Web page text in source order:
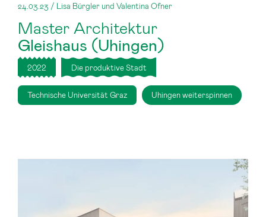
24.03.23 / Lisa Bürgler und Valentina Ofner
Master Architektur
Gleishaus (Uhingen)
2022 Die produktive Stadt
Technische Universität Graz Uhingen weiterspinnen